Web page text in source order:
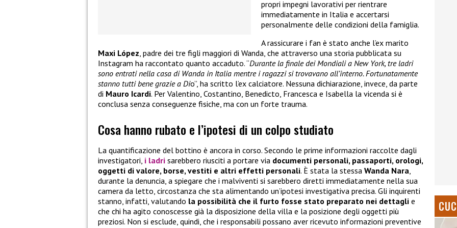
propri impegni lavorativi per rientrare
immediatamente in Italia e accertarsi
personalmente delle condizioni della famiglia.
A rassicurare i fan è stato anche l’ex marito
Maxi López , padre dei tre figli maggiori di Wanda, che attraverso una storia pubblicata su
Instagram ha raccontato quanto accaduto. “Durante la finale dei Mondiali a New York, tre ladri
sono entrati nella casa di Wanda in Italia mentre i ragazzi si trovavano all’interno. Fortunatamente
stanno tutti bene grazie a Dio”, ha scritto l’ex calciatore. Nessuna dichiarazione, invece, da parte
di Mauro Icardi. Per Valentino, Costantino, Benedicto, Francesca e Isabella la vicenda si è
conclusa senza conseguenze fisiche, ma con un forte trauma.
Cosa hanno rubato e l’ipotesi di un colpo studiato
La quantificazione del bottino è ancora in corso. Secondo le prime informazioni raccolte dagli
investigatori, i ladri sarebbero riusciti a portare via documenti personali, passaporti, orologi,
oggetti di valore, borse, vestiti e altri effetti personali. È stata la stessa Wanda Nara,
durante la denuncia, a spiegare che i malviventi si sarebbero diretti immediatamente nella sua
camera da letto, circostanza che sta alimentando un’ipotesi investigativa precisa. Gli inquirenti
stanno, infatti, valutando la possibilità che il furto fosse stato preparato nei dettagli e
che chi ha agito conoscesse già la disposizione della villa e la posizione degli oggetti più
preziosi. Non si esclude, quindi, che i responsabili possano aver ricevuto informazioni preventive